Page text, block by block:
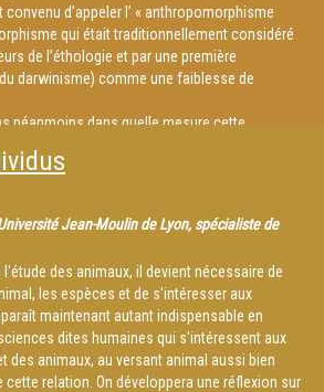
a classé 'La face cachée de Darwin' parmi
l'année 2014 :
a-voir-a-faire/20141223.OBS8588/7-
de-l-annee-2014.html
d’appeler l’ « anthropomorphisme
qui était traditionnellement considéré
de l’éthologie et par une première
darwinisme) comme une faiblesse de
néanmoins dans quelle mesure cette
dimensions, plus riches mais plus
darwinienne de l’animalité. En effet, il
Darwin n’a pas seulement cherché à
et de l’homme, mais aussi à dépasser
Notre communication s’intéressera donc
aspects de l’œuvre de Darwin, et à ces
divergentes) du tournant
de l’œuvre darwinienne : la promotion de
le rejet de l’anthropocentrisme.
Jean-Moulin de Lyon, spécialiste de
des animaux, il devient nécessaire de
les espèces et de s'intéresser aux
maintenant autant indispensable en
dites humaines qui s'intéressent aux
des animaux, au versant animal aussi bien
cette relation. On développera une réflexion sur